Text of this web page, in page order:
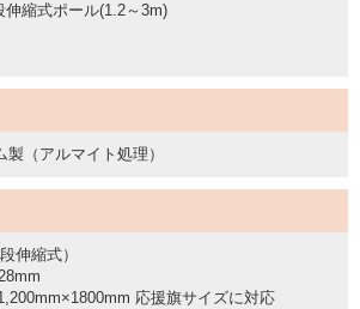
縮式ポール(1.2～3m)
（アルマイト処理）
伸縮式）
応援旗サイズに対応